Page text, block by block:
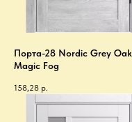
Порта-28 Nordic Grey Oak
Magic Fog
158,28 р.